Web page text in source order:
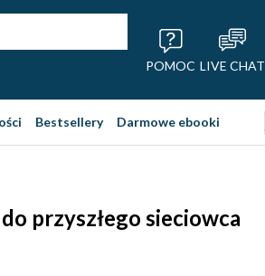
POMOC LIVE CHAT
Bestsellery Darmowe ebooki
przyszłego sieciowca